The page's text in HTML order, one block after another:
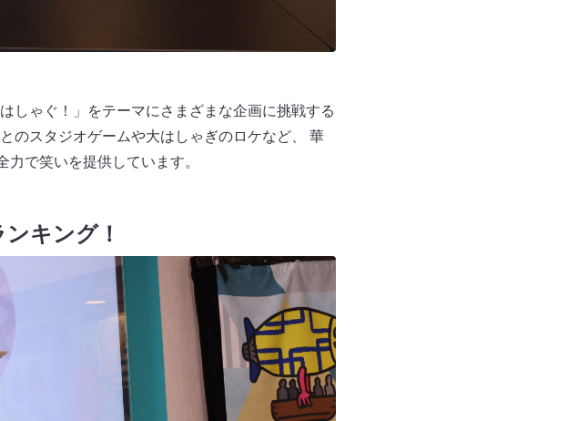
しゃぐ！」をテーマにさまざまな企画に挑戦する
のスタジオゲームや大はしゃぎのロケなど、 華
で笑いを提供しています。
キング！